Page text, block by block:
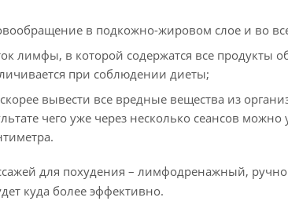
в подкожно-жировом слое и во
лимфы, в которой содержатся все продукты
при соблюдении диеты;
вывести все вредные вещества из
чего уже через несколько сеансов можно
для похудения – лимфодренажный,
куда более эффективно.